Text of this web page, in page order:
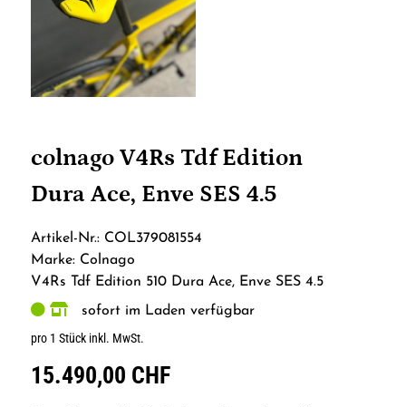
colnago V4Rs Tdf Edition
Dura Ace, Enve SES 4.5
Artikel-Nr.: COL379081554
Marke: Colnago
V4Rs Tdf Edition 510 Dura Ace, Enve SES 4.5
sofort im Laden verfügbar
pro 1 Stück inkl. MwSt.
15.490,00 CHF